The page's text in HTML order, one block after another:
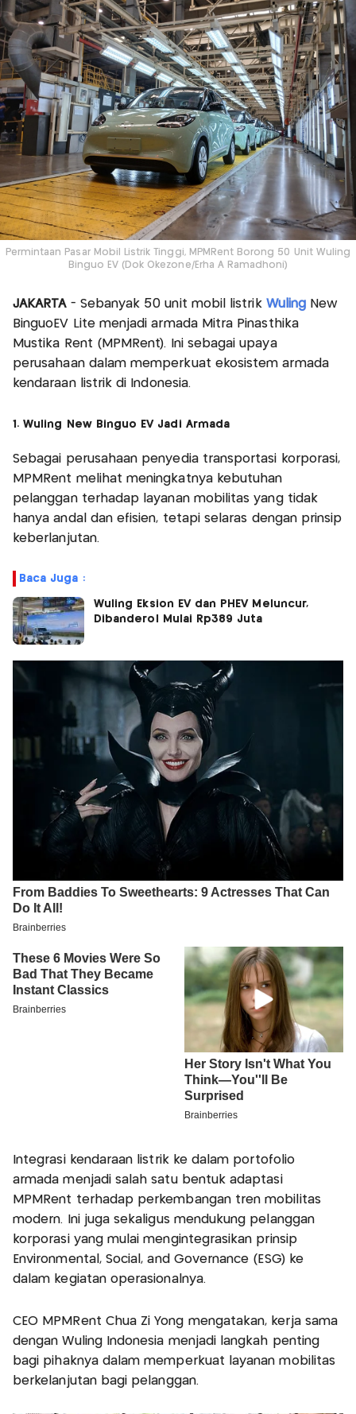
Permintaan Pasar Mobil Listrik Tinggi, MPMRent Borong 50 Unit Wuling
Binguo EV (Dok Okezone/Erha A Ramadhoni)
JAKARTA- Sebanyak 50 unit mobil listrik Wuling New
BinguoEV Lite menjadi armada Mitra Pinasthika
Mustika Rent (MPMRent). Ini sebagai upaya
perusahaan dalam memperkuat ekosistem armada
kendaraan listrik di Indonesia.
1. Wuling New Binguo EV Jadi Armada
Sebagai perusahaan penyedia transportasi korporasi,
MPMRent melihat meningkatnya kebutuhan
pelanggan terhadap layanan mobilitas yang tidak
hanya andal dan efisien, tetapi selaras dengan prinsip
keberlanjutan.
Baca Juga :
Wuling Eksion EV dan PHEV Meluncur,
Dibanderol Mulai Rp389 Juta
Integrasi kendaraan listrik ke dalam portofolio
armada menjadi salah satu bentuk adaptasi
MPMRent terhadap perkembangan tren mobilitas
modern. Ini juga sekaligus mendukung pelanggan
korporasi yang mulai mengintegrasikan prinsip
Environmental, Social, and Governance (ESG) ke
dalam kegiatan operasionalnya.
CEO MPMRent Chua Zi Yong mengatakan, kerja sama
dengan Wuling Indonesia menjadi langkah penting
bagi pihaknya dalam memperkuat layanan mobilitas
berkelanjutan bagi pelanggan.